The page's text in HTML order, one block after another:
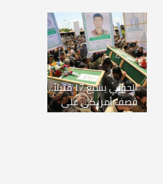
شخصاً
الحوثي يشيع 17 قتيلاً..
قصف أمريكي على
الحديدة